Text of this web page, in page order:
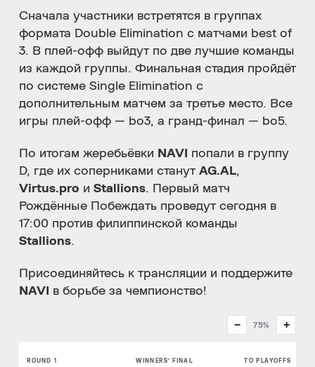
Сначала участники встретятся в группах
формата Double Elimination с матчами best of
3. В плей-офф выйдут по две лучшие команды
из каждой группы. Финальная стадия пройдёт
по системе Single Elimination с
дополнительным матчем за третье место. Все
игры плей-офф — bo3, а гранд-финал — bo5.
По итогам жеребьёвки NAVI попали в группу
D, где их соперниками станут AG.AL,
Virtus.pro и Stallions. Первый матч
Рождённые Побеждать проведут сегодня в
17:00 против филиппинской команды
Stallions.
Присоединяйтесь к трансляции и поддержите
NAVI в борьбе за чемпионство!
− 75% +
ROUND 1 WINNERS’ FINAL TO PLAYOFFS